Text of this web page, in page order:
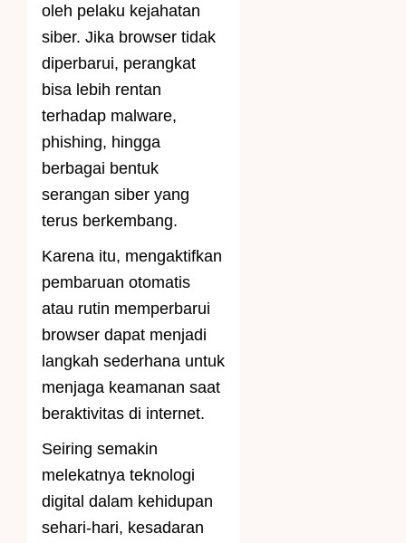
oleh pelaku kejahatan
siber. Jika browser tidak
diperbarui, perangkat
bisa lebih rentan
terhadap malware,
phishing, hingga
berbagai bentuk
serangan siber yang
terus berkembang.
Karena itu, mengaktifkan
pembaruan otomatis
atau rutin memperbarui
browser dapat menjadi
langkah sederhana untuk
menjaga keamanan saat
beraktivitas di internet.
Seiring semakin
melekatnya teknologi
digital dalam kehidupan
sehari-hari, kesadaran